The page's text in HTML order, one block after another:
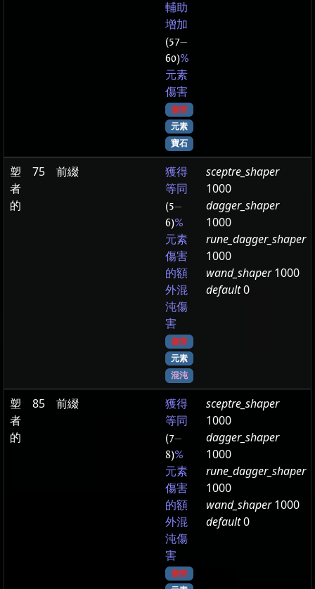
輔助
增加
(57—
60)%
元素
傷害
傷害
元素
寶石
塑
者
的
75 前綴
獲得
等同
(5—
6)%
元素
傷害
的額
外混
沌傷
害
傷害
元素
混沌
sceptre_shaper
1000
dagger_shaper
1000
rune_dagger_shaper
1000
wand_shaper1000
default0
塑
者
的
85 前綴
獲得
等同
(7—
8)%
元素
傷害
的額
外混
沌傷
害
傷害
sceptre_shaper
1000
dagger_shaper
1000
rune_dagger_shaper
1000
wand_shaper1000
default0